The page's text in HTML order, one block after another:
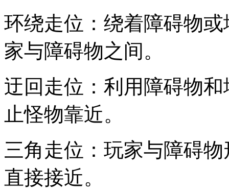
环绕走位：绕着障碍物
家与障碍物之间。
迂回走位：利用障碍物
止怪物靠近。
三角走位：玩家与障碍
直接接近。